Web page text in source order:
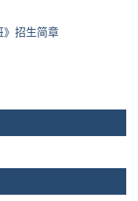
》招生简章